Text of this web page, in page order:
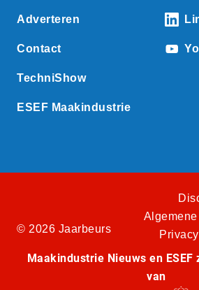
Adverteren
Contact
TechniShow
ESEF Maakindustrie
© 2026 Jaarbeurs
Maakindustrie Nieuws en
van